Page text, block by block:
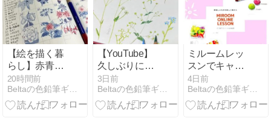
【絵を描く暮
らし】赤青鉛
筆の花日記
20時間前
【YouTube】
久しぶりに更
新しました
3日前
ミルームレッ
スンでキャン
ペーンです。
4日前